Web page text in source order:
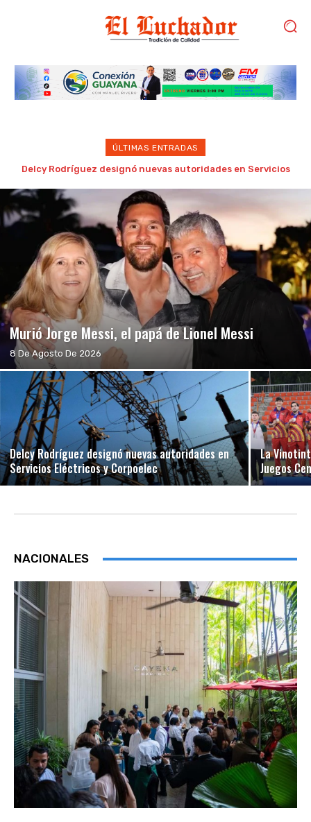
ÚLTIMAS ENTRADAS
Adolescente mata a sus abuelos y cinco personas en un
Murió Jorge Messi, el papá de Lionel Messi
8 De Agosto De 2026
Delcy Rodríguez designó nuevas autoridades en
Servicios Eléctricos y Corpoelec
La
Juegos
NACIONALES